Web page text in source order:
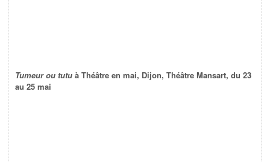
Tumeur ou tutu à Théâtre en mai, Dijon, Théâtre Mansart, du 23
au 25 mai